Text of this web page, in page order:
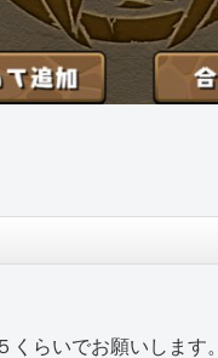
くらいでお願いします。